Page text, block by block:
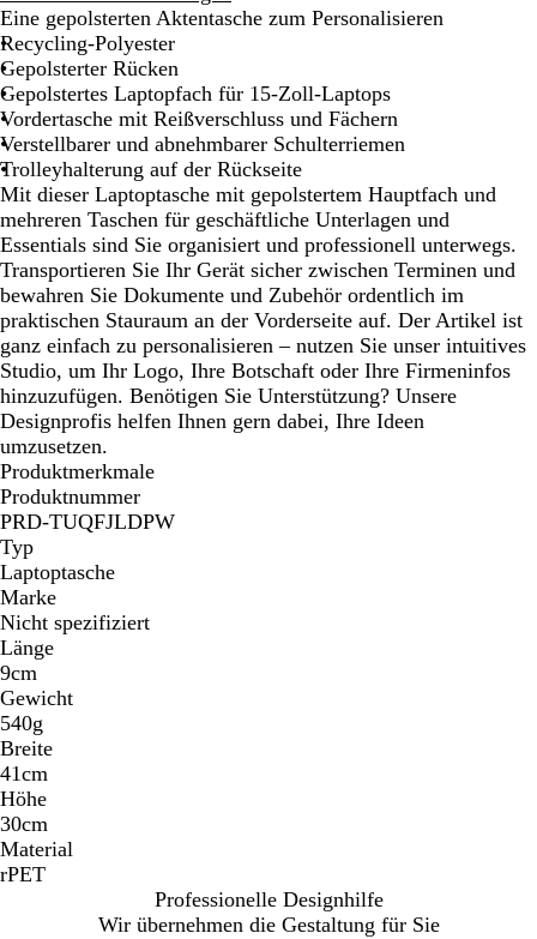
h
w
a
r
z
Eine gepolsterten Aktentasche zum Personalisieren
Recycling-Polyester
Gepolsterter Rücken
Gepolstertes Laptopfach für 15-Zoll-Laptops
Vordertasche mit Reißverschluss und Fächern
Verstellbarer und abnehmbarer Schulterriemen
Trolleyhalterung auf der Rückseite
Mit dieser Laptoptasche mit gepolstertem Hauptfach und
mehreren Taschen für geschäftliche Unterlagen und
Essentials sind Sie organisiert und professionell unterwegs.
Transportieren Sie Ihr Gerät sicher zwischen Terminen und
bewahren Sie Dokumente und Zubehör ordentlich im
praktischen Stauraum an der Vorderseite auf. Der Artikel ist
ganz einfach zu personalisieren – nutzen Sie unser intuitives
Studio, um Ihr Logo, Ihre Botschaft oder Ihre Firmeninfos
hinzuzufügen. Benötigen Sie Unterstützung? Unsere
Designprofis helfen Ihnen gern dabei, Ihre Ideen
umzusetzen.
Produktmerkmale
Produktnummer
PRD-TUQFJLDPW
Typ
Laptoptasche
Marke
Nicht spezifiziert
Länge
9cm
Gewicht
540g
Breite
41cm
Höhe
30cm
Material
rPET
Professionelle Designhilfe
Wir übernehmen die Gestaltung für Sie